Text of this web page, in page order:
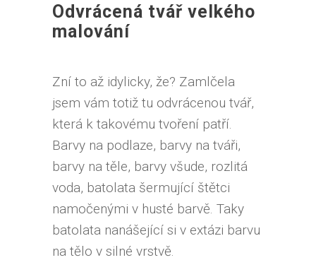
Odvrácená tvář velkého
malování
Zní to až idylicky, že? Zamlčela
jsem vám totiž tu odvrácenou tvář,
která k takovému tvoření patří.
Barvy na podlaze, barvy na tváři,
barvy na těle, barvy všude, rozlitá
voda, batolata šermující štětci
namočenými v husté barvě. Taky
batolata nanášející si v extázi barvu
na tělo v silné vrstvě.